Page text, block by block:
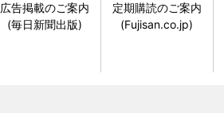
広告掲載のご案内
(毎日新聞出版)
定期購読のご案内
(Fujisan.co.jp)